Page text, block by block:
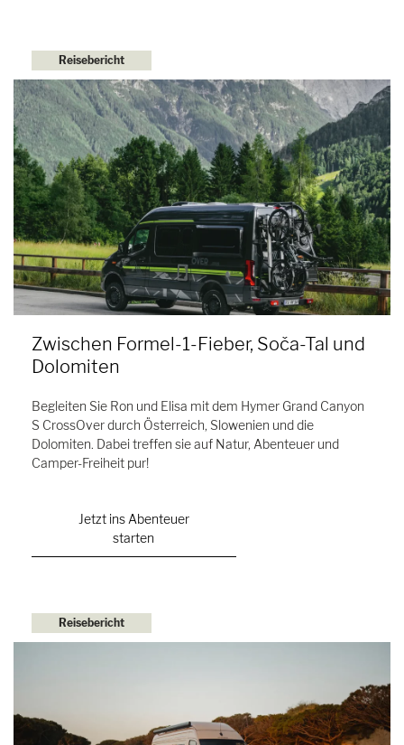
Reisebericht
Zwischen Formel-1-Fieber, Soča-Tal und
Dolomiten
Begleiten Sie Ron und Elisa mit dem Hymer Grand Canyon
S CrossOver durch Österreich, Slowenien und die
Dolomiten. Dabei treffen sie auf Natur, Abenteuer und
Camper-Freiheit pur!
Jetzt ins Abenteuer
starten
Reisebericht